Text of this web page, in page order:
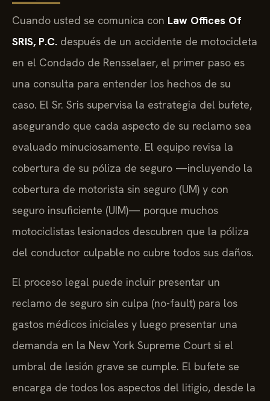
Cuando usted se comunica con Law Offices Of
SRIS, P.C. después de un accidente de motocicleta
en el Condado de Rensselaer, el primer paso es
una consulta para entender los hechos de su
caso. El Sr. Sris supervisa la estrategia del bufete,
asegurando que cada aspecto de su reclamo sea
evaluado minuciosamente. El equipo revisa la
cobertura de su póliza de seguro —incluyendo la
cobertura de motorista sin seguro (UM) y con
seguro insuficiente (UIM)— porque muchos
motociclistas lesionados descubren que la póliza
del conductor culpable no cubre todos sus daños.
El proceso legal puede incluir presentar un
reclamo de seguro sin culpa (no-fault) para los
gastos médicos iniciales y luego presentar una
demanda en la New York Supreme Court si el
umbral de lesión grave se cumple. El bufete se
encarga de todos los aspectos del litigio, desde la